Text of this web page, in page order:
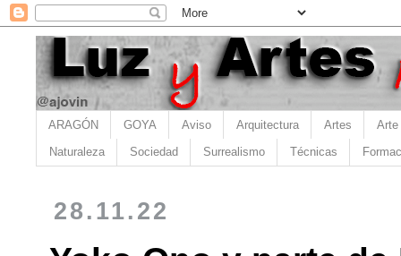
ARAGÓN GOYA Aviso Arquitectura Artes Arte
Naturaleza Sociedad Surrealismo Técnicas
28.11.22